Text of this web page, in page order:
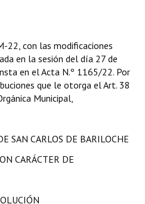
22, con las modificaciones
en la sesión del día 27 de
en el Acta N.º 1165/22. Por
que le otorga el Art. 38
Municipal,
SAN CARLOS DE BARILOCHE
CARÁCTER DE